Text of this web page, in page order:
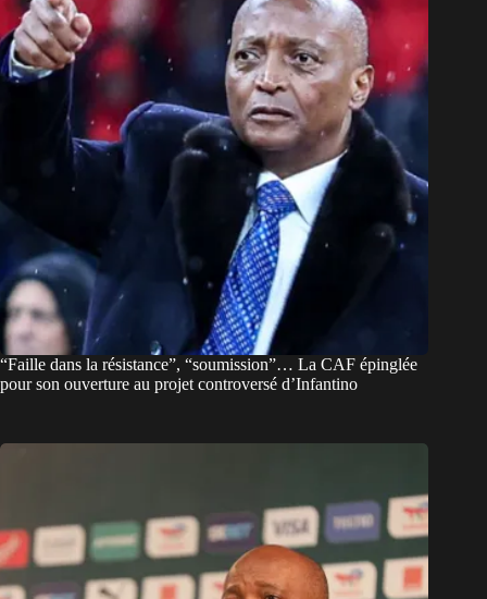
“Faille dans la résistance”, “soumission”… La CAF épinglée
pour son ouverture au projet controversé d’Infantino